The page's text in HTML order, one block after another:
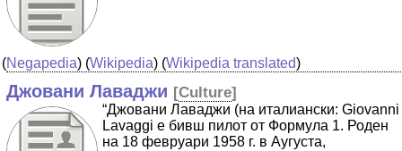
(Negapedia) (Wikipedia) (Wikipedia translated)
Джовани Лаваджи [Culture]
“Джовани Лаваджи (на италиански: Giovanni
Lavaggi е бивш пилот от Формула 1. Роден
на 18 февруари 1958 г. в Аугуста,